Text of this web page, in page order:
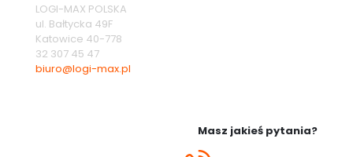
LOGI-MAX POLSKA
ul. Bałtycka 49F
Katowice 40-778
32 307 45 47
biuro@logi-max.pl
Masz jakieś pytania?